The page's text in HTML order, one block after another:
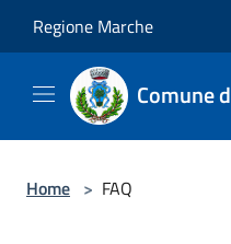
Regione Marche
Comune
Home > FAQ